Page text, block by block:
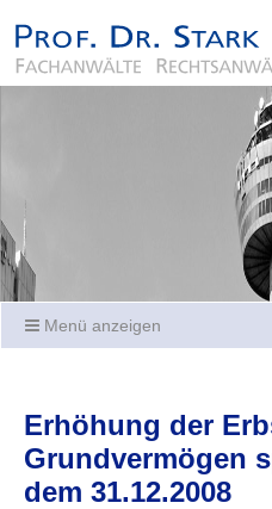
Menü anzeigen
Erhöhung der
Grundvermögen
dem 31.12.2008